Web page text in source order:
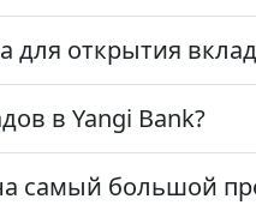
открытия
в Yangi Bank?
самый большой